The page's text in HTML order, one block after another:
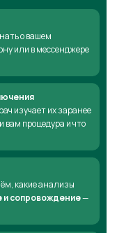
о вашем
или в мессенджере
изучает их заранее
вам процедура и что
какие анализы
и сопровождение—